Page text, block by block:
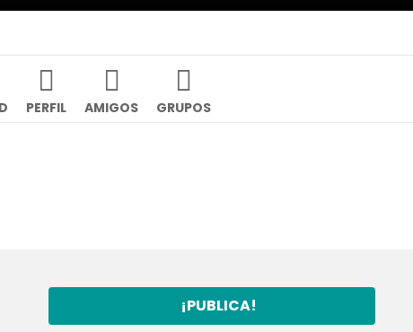
PERFIL AMIGOS GRUPOS
¡PUBLICA!